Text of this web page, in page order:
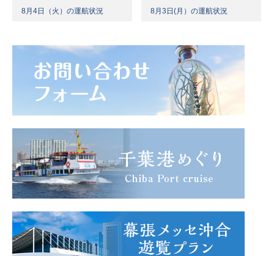
8月4日（火）の運航状況 8月3日(月）の運航状況